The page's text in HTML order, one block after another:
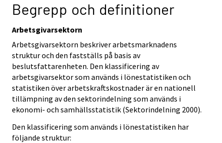
Begrepp och definitioner
Arbetsgivarsektorn
Arbetsgivarsektorn beskriver arbetsmarknadens
struktur och den fastställs på basis av
beslutsfattarenheten. Den klassificering av
arbetsgivarsektor som används i lönestatistiken och
statistiken över arbetskraftskostnader är en nationell
tillämpning av den sektorindelning som används i
ekonomi- och samhällsstatistik (Sektorindelning 2000).
Den klassificering som används i lönestatistiken har
följande struktur: